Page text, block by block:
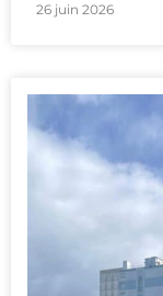
26 juin 2026